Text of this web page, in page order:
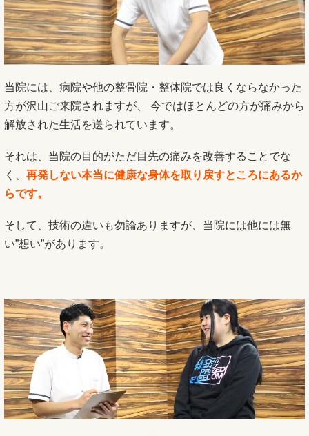
当院には、病院や他の整骨院・整体院では良くならなかった
方が沢山ご来院されますが、 今ではほとんどの方が痛みから
解放された生活を送られています。
それは、当院の目的がただ目先の痛みを改善することでな
く、 再発しない本当に健康な身体を取り戻すところにあるか
らです。
そして、技術の違いも勿論ありますが、当院には他には無
い”想い”があります。